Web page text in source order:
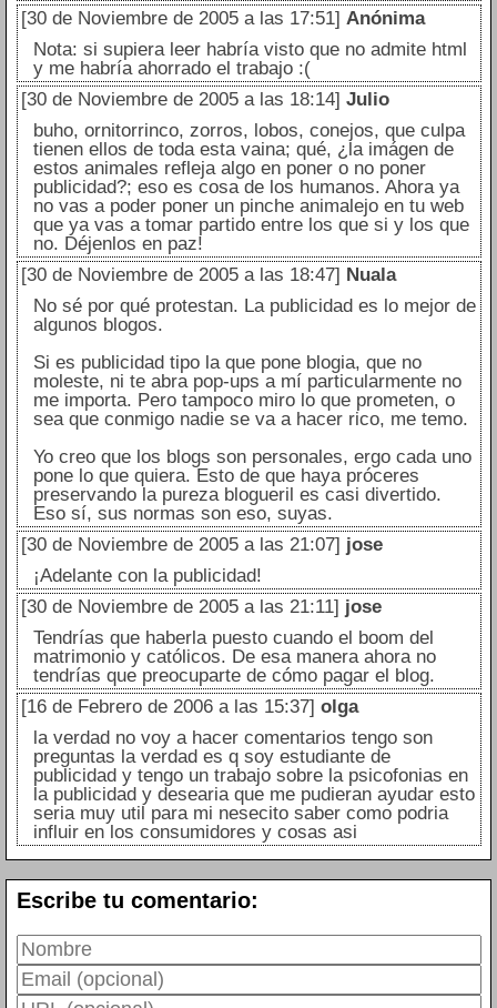
[30 de Noviembre de 2005 a las 17:51] Anónima
Nota: si supiera leer habría visto que no admite html
y me habría ahorrado el trabajo :(
[30 de Noviembre de 2005 a las 18:14] Julio
buho, ornitorrinco, zorros, lobos, conejos, que culpa
tienen ellos de toda esta vaina; qué, ¿la imágen de
estos animales refleja algo en poner o no poner
publicidad?; eso es cosa de los humanos. Ahora ya
no vas a poder poner un pinche animalejo en tu web
que ya vas a tomar partido entre los que si y los que
no. Déjenlos en paz!
[30 de Noviembre de 2005 a las 18:47] Nuala
No sé por qué protestan. La publicidad es lo mejor de
algunos blogos.
Si es publicidad tipo la que pone blogia, que no
moleste, ni te abra pop-ups a mí particularmente no
me importa. Pero tampoco miro lo que prometen, o
sea que conmigo nadie se va a hacer rico, me temo.
Yo creo que los blogs son personales, ergo cada uno
pone lo que quiera. Esto de que haya próceres
preservando la pureza blogueril es casi divertido.
Eso sí, sus normas son eso, suyas.
[30 de Noviembre de 2005 a las 21:07] jose
¡Adelante con la publicidad!
[30 de Noviembre de 2005 a las 21:11] jose
Tendrías que haberla puesto cuando el boom del
matrimonio y católicos. De esa manera ahora no
tendrías que preocuparte de cómo pagar el blog.
[16 de Febrero de 2006 a las 15:37] olga
la verdad no voy a hacer comentarios tengo son
preguntas la verdad es q soy estudiante de
publicidad y tengo un trabajo sobre la psicofonias en
la publicidad y desearia que me pudieran ayudar esto
seria muy util para mi nesecito saber como podria
influir en los consumidores y cosas asi
Escribe tu comentario: